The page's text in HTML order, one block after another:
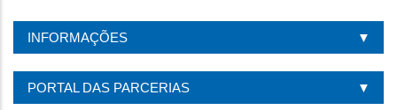
INFORMAÇÕES
PORTAL DAS PARCERIAS